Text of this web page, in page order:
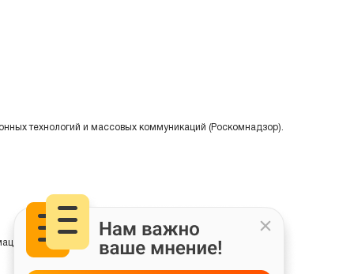
технологий и массовых коммуникаций (Роскомнадзор).
на основе сбора, систематизации и анализа сведений,